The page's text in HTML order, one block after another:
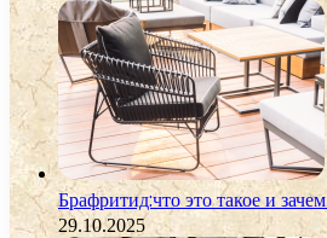
Брафритид:что это такое и
29.10.2025